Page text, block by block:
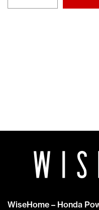
WiseHome – Honda